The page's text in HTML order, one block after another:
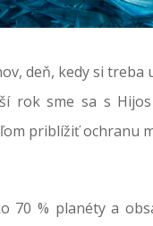
deň, kedy si
rok sme sa s
priblížiť ochranu
70 % planéty a